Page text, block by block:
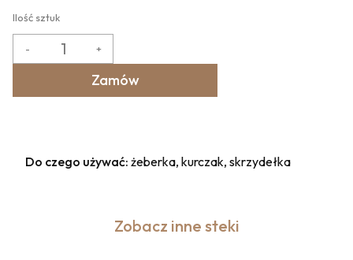
Ilość sztuk
- +
Zamów
Do czego używać: żeberka, kurczak, skrzydełka
Zobacz inne steki